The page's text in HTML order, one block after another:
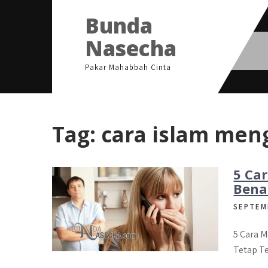
Bunda
Nasecha
Pakar Mahabbah Cinta
Tag: cara islam
5
5 Cara
Tetap